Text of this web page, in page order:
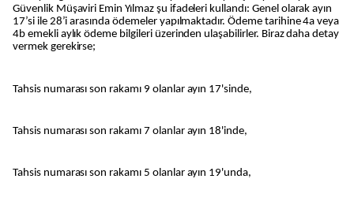
Güvenlik Müşaviri Emin Yılmaz şu ifadeleri kullandı: Genel olarak ayın
17’si ile 28’i arasında ödemeler yapılmaktadır. Ödeme tarihine 4a veya
4b emekli aylık ödeme bilgileri üzerinden ulaşabilirler. Biraz daha detay
vermek gerekirse;
Tahsis numarası son rakamı 9 olanlar ayın 17'sinde,
Tahsis numarası son rakamı 7 olanlar ayın 18'inde,
Tahsis numarası son rakamı 5 olanlar ayın 19'unda,